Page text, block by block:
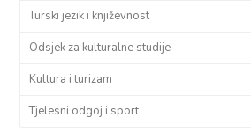
Turski jezik i književnost
Odsjek za kulturalne studije
Kultura i turizam
Tjelesni odgoj i sport